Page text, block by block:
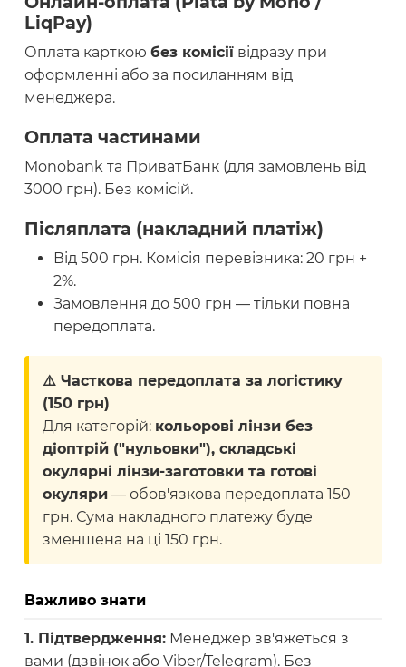
LiqPay)
Оплата карткою без комісії відразу при
оформленні або за посиланням від
менеджера.
Оплата частинами
Monobank та ПриватБанк (для замовлень від
3000 грн). Без комісій.
Післяплата (накладний платіж)
Від 500 грн. Комісія перевізника: 20 грн +
2%.
Замовлення до 500 грн — тільки повна
передоплата.
⚠️ Часткова передоплата за логістику
(150 грн)
Для категорій: кольорові лінзи без
діоптрій ("нульовки"), складські
окулярні лінзи-заготовки та готові
окуляри — обов'язкова передоплата 150
грн. Сума накладногo платежу буде
зменшена на ці 150 грн.
Важливо знати
1. Підтвердження: Менеджер зв'яжеться з
вами (дзвінок або Viber/Telegram). Без